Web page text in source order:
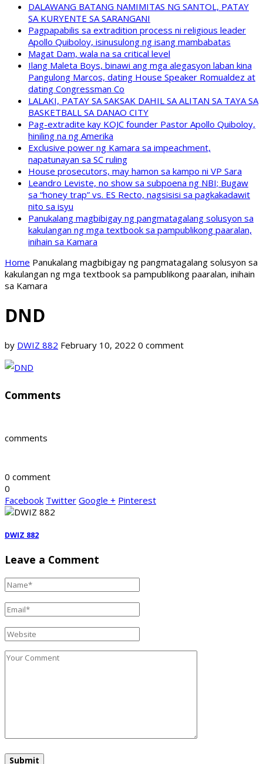
DALAWANG BATANG NAMIMITAS NG SANTOL, PATAY
SA KURYENTE SA SARANGANI
Pagpapabilis sa extradition process ni religious leader
Apollo Quiboloy, isinusulong ng isang mambabatas
Magat Dam, wala na sa critical level
Ilang Maleta Boys, binawi ang mga alegasyon laban kina
Pangulong Marcos, dating House Speaker Romualdez at
dating Congressman Co
LALAKI, PATAY SA SAKSAK DAHIL SA ALITAN SA TAYA SA
BASKETBALL SA DANAO CITY
Pag-extradite kay KOJC founder Pastor Apollo Quiboloy,
hiniling na ng Amerika
Exclusive power ng Kamara sa impeachment,
napatunayan sa SC ruling
House prosecutors, may hamon sa kampo ni VP Sara
Leandro Leviste, no show sa subpoena ng NBI; Bugaw
sa “honey trap” vs. ES Recto, nagsisisi sa pagkakadawit
nito sa isyu
Panukalang magbibigay ng pangmatagalang solusyon sa
kakulangan ng mga textbook sa pampublikong paaralan,
inihain sa Kamara
Home Panukalang magbibigay ng pangmatagalang solusyon sa
kakulangan ng mga textbook sa pampublikong paaralan, inihain
sa Kamara
DND
by DWIZ 882 February 10, 2022 0 comment
Comments
comments
0 comment
0
Facebook Twitter Google + Pinterest
DWIZ 882
Leave a Comment